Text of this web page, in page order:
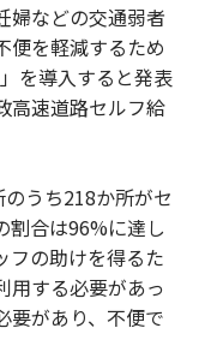
婦などの交通弱者
便を軽減するため
を導入すると発表
高速道路セルフ給
うち218か所がセ
割合は96%に達し
フの助けを得るた
用する必要があっ
要があり、不便で